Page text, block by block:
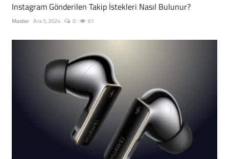
Instagram Gönderilen Takip İstekleri Nasıl Bulunur?
Master Ara 5, 2024 0 61